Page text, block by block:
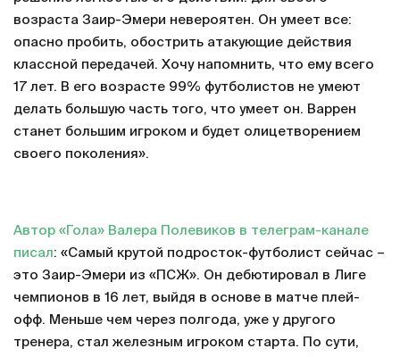
возраста Заир-Эмери невероятен. Он умеет все:
опасно пробить, обострить атакующие действия
классной передачей. Хочу напомнить, что ему всего
17 лет. В его возрасте 99% футболистов не умеют
делать большую часть того, что умеет он. Варрен
станет большим игроком и будет олицетворением
своего поколения».
Автор «Гола» Валера Полевиков в телеграм-канале
писал: «Самый крутой подросток-футболист сейчас –
это Заир-Эмери из «ПСЖ». Он дебютировал в Лиге
чемпионов в 16 лет, выйдя в основе в матче плей-
офф. Меньше чем через полгода, уже у другого
тренера, стал железным игроком старта. По сути,